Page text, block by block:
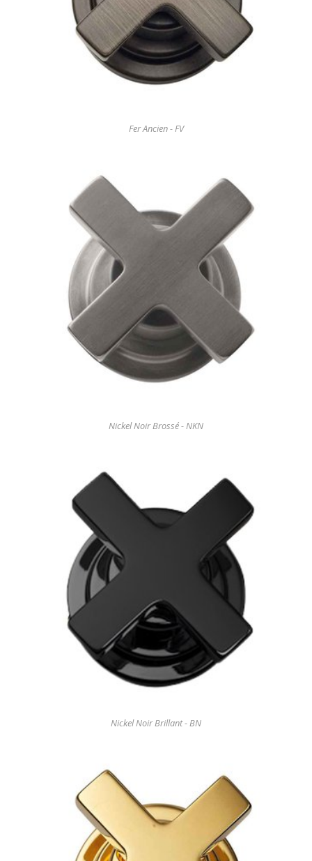
Fer Ancien - FV
Nickel Noir Brossé - NKN
Nickel Noir Brillant - BN